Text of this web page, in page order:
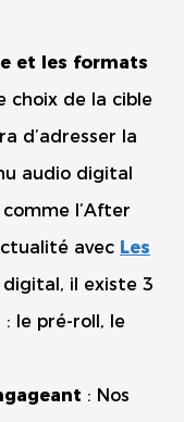
et les formats
choix de la cible
d’adresser la
audio digital
l’After
avec Les
digital, il existe 3
le pré-roll, le
: Nos